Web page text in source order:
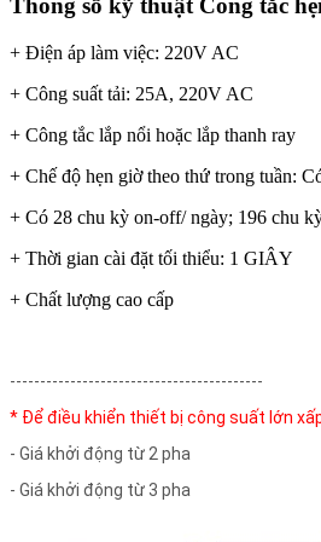
Thông số kỹ thuật Công tắc
+ Điện áp làm việc: 220V AC
+ Công suất tải: 25A, 220V AC
+ Công tắc lắp nổi hoặc lắp thanh ray
+ Chế độ hẹn giờ theo thứ trong tuần:
+ Có 28 chu kỳ on-off/ ngày; 196 chu
+ Thời gian cài đặt tối thiểu: 1 GIÂY
+ Chất lượng cao cấp
------------------------------------------
* Để điều khiển thiết bị công suất lớn
- Giá khởi động từ 2 pha
- Giá khởi động từ 3 pha